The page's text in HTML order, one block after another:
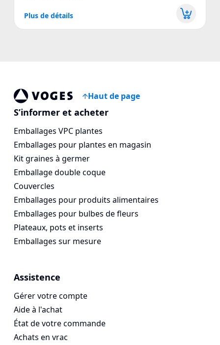
Plus de détails
Voges Online Store
Haut de page
S’informer et acheter
Emballages VPC plantes
Emballages pour plantes en magasin
Kit graines à germer
Emballage double coque
Couvercles
Emballages pour produits alimentaires
Emballages pour bulbes de fleurs
Plateaux, pots et inserts
Emballages sur mesure
Assistence
Gérer votre compte
Aide à l'achat
État de votre commande
Achats en vrac